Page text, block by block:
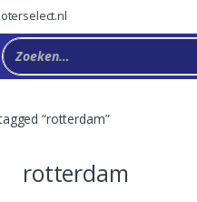
“rotterdam”
rotterdam